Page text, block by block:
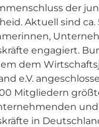
der
Aktuell sind ca.
engagiert.
dem
e.V.
Mitgliedern
und
in